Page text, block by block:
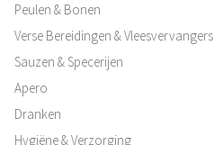
Peulen & Bonen
Verse Bereidingen & Vleesvervangers
Sauzen & Specerijen
Apero
Dranken
Hygiëne & Verzorging